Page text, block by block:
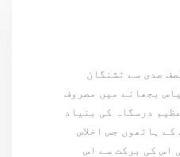
صدی سے تشنگان
بجھانے میں مصروف
اس عظیم درسگاہ کی بنیاد
ہاتھوں جس اخلاص
اس کی برکت سے اس